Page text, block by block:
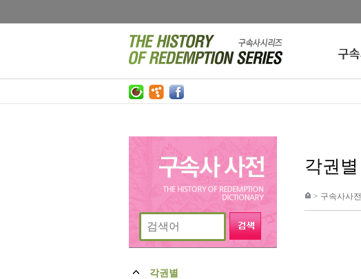
각권별
각권별
> 구속사사전